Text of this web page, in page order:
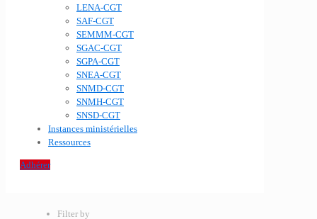
LENA-CGT
SAF-CGT
SEMMM-CGT
SGAC-CGT
SGPA-CGT
SNEA-CGT
SNMD-CGT
SNMH-CGT
SNSD-CGT
Instances ministérielles
Ressources
Adhérer
Filter by